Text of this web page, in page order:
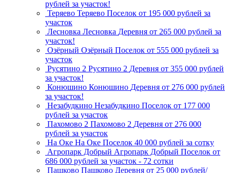
рублей за участок!
Теряево Теряево Поселок от 195 000 рублей за
участок
Лесновка Лесновка Деревня от 265 000 рублей за
участок!
Озёрный Озёрный Поселок от 555 000 рублей за
участок
Русятино 2 Русятино 2 Деревня от 355 000 рублей
за участок!
Конюшино Конюшино Деревня от 276 000 рублей
за участок!
Незабудкино Незабудкино Поселок от 177 000
рублей за участок
Пахомово 2 Пахомово 2 Деревня от 276 000
рублей за участок
На Оке На Оке Поселок 40 000 рублей за сотку
Агропарк Добрый Агропарк Добрый Поселок от
686 000 рублей за участок - 72 сотки
Пашково Пашково Деревня от 25 000 рублей/